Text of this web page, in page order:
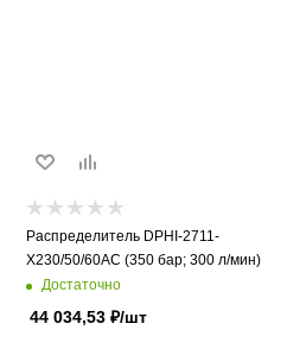
Распределитель DPHI-2711-
X230/50/60AC (350 бар; 300 л/мин)
Достаточно
44 034,53₽/шт